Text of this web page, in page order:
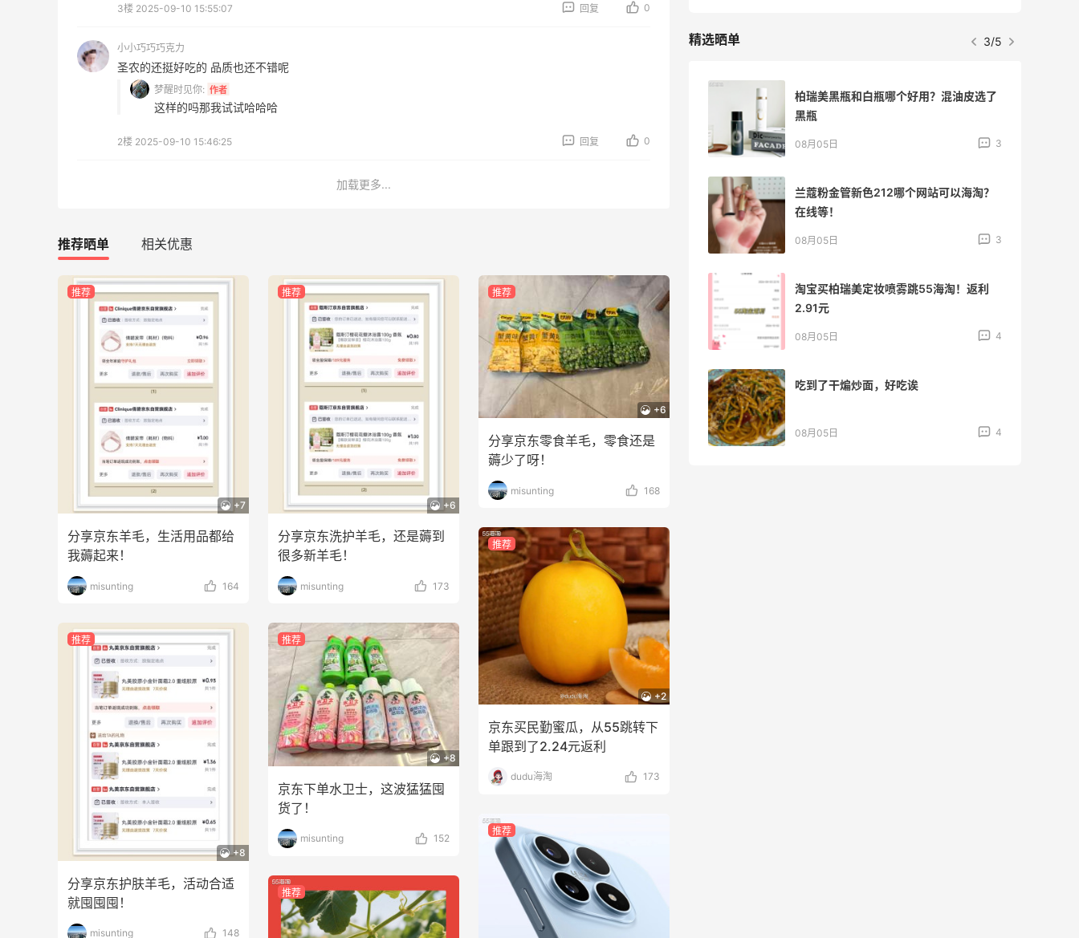
3楼 2025-09-10 15:55:07 回复 0
小小巧巧巧克力
圣农的还挺好吃的 品质也还不错呢
梦醒时见你: 作者
这样的吗那我试试哈哈哈
2楼 2025-09-10 15:46:25 回复 0
加载更多...
推荐晒单 相关优惠
推荐
+7
分享京东羊毛，生活用品都给
我薅起来！
misunting 164
推荐
+8
分享京东护肤羊毛，活动合适
就囤囤囤！
misunting 148
推荐
+6
分享京东洗护羊毛，还是薅到
很多新羊毛！
misunting 173
推荐
+8
京东下单水卫士，这波猛猛囤
货了！
misunting 152
推荐
推荐
+6
分享京东零食羊毛，零食还是
薅少了呀！
misunting 168
推荐
+2
京东买民勤蜜瓜，从55跳转下
单跟到了2.24元返利
dudu海淘 173
推荐
精选晒单 3/5
开奖｜社区7月常规主题活动名单公布
08月06日
08月06日
碳水快乐｜童年回忆李先生牛肉面🍜
08月06日 3
户外运动防-晒｜蜜丝婷开挂摇摇乐实测
🏃
2
FWRD美网2026黑五海淘活动什么时候
08月05日 3
【黑五海淘攻略】Bobbi Brown黑五
2026海淘折扣预测！
08月05日
柏瑞美黑瓶和白瓶哪个好用？混油皮选了
黑瓶
08月05日 3
兰蔻粉金管新色212哪个网站可以海淘？
在线等！
08月05日 3
淘宝买柏瑞美定妆喷雾跳55海淘！返利
2.91元
08月05日 4
吃到了干煸炒面，好吃诶
08月05日 4